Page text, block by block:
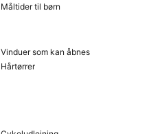
Måltider til børn
Vinduer som kan åbnes
Hårtørrer